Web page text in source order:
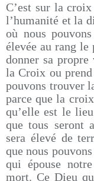
C’est sur la
l’humanité et la
où nous
élevée au rang
donner sa propre
la Croix ou
pouvons trouver
parce que la
qu’elle est le
que tous seront
sera élevé de
que nous
qui épouse
mort. Ce Dieu